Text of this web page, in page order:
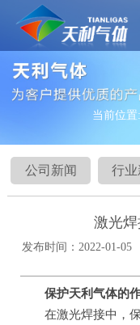
当前位置:
公司新闻 行业
激光
发布时间：2022-01-
保护天利气体的
在激光焊接中，